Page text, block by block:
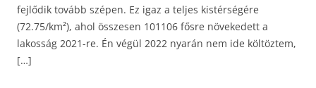
fejlődik tovább szépen. Ez igaz a teljes kistérségére
(72.75/km²), ahol összesen 101106 fősre növekedett a
lakosság 2021-re. Én végül 2022 nyarán nem ide költöztem,
[…]